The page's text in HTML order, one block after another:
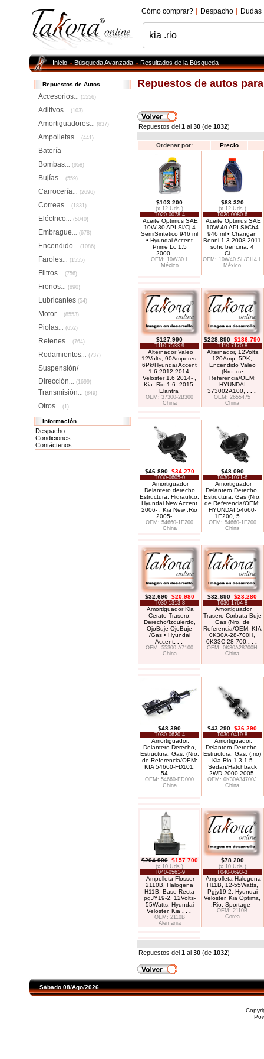
Cómo comprar? | Despacho | Dudas
Inicio»Búsqueda Avanzada»Resultados de la Búsqueda
Repuestos de Autos
Accesorios... (1556)
Aditivos... (103)
Amortiguadores... (837)
Ampolletas... (441)
Batería
Bombas... (958)
Bujías... (559)
Carrocería... (2696)
Correas... (1831)
Eléctrico... (5040)
Embrague... (678)
Encendido... (1086)
Faroles... (1555)
Filtros... (756)
Frenos... (890)
Lubricantes (54)
Motor... (8553)
Piolas... (652)
Retenes... (764)
Rodamientos... (737)
Suspensión/
Dirección... (1699)
Transmisión... (849)
Otros... (1)
Información
Despacho
Condiciones
Contáctenos
Repuestos de autos
Repuestos del 1 al 30 (de 1032)
Ordenar por: Precio
$103.200
(x 12 Uds.)
T020-0078-4
Aceite Optimus SAE
10W-30 API Sl/Cj-4
SemiSintetico 946 ml
• Hyundai Accent
Prime Lc 1.5
2000-
OEM: 10W30 L
México
$88.320
(x 12 Uds.)
T020-0080-6
Aceite Optimus SAE
10W-40 API Sl/Ch4
946 ml • Changan
Benni 1.3 2008-2011
sohc bencina, 4
Ci. . .
OEM: 10W40 SL/CH4 L
México
$127.990
T110-7533-9
Alternador Valeo
12Volts, 90Amperes,
6Pk/Hyundai Accent
1.6 2012-2014,
Veloster 1.6 2014- ,
Kia .Rio 1.6 -2015,
Elantra
OEM: 37300-2B300
China
$228.890 $186.790
T110-7170-8
Alternador, 12Volts,
120Amp, 5PK,
Encendido Valeo
(Nro. de
Referencia/OEM:
HYUNDAI
373002A100,
OEM: 2655475
China
$46.890 $34.270
T030-0605-0
Amortiguador
Delantero derecho
Estructura, Hidraulico,
Hyundai New Accent
2006- , Kia New .Rio
2005-
OEM: 54660-1E200
China
$48.090
T030-1071-6
Amortiguador
Delantero Derecho,
Estructura, Gas (Nro.
de Referencia/OEM:
HYUNDAI 54660-
1E200, 5. . .
OEM: 54660-1E200
China
$32.690 $20.980
T030-1313-8
Amortiguador Kia
Cerato Trasero,
Derecho/Izquierdo,
OjoBuje-OjoBuje
/Gas • Hyundai
Accent. . .
OEM: 55300-A7100
China
$32.690 $23.280
T030-1764-8
Amortiguador
Trasero Corbata-Buje
Gas (Nro. de
Referencia/OEM: KIA
0K30A-28-700H,
0K33C-28-700,
OEM: 0K30A28700H
China
$48.390
T030-0620-4
Amortiguador,
Delantero Derecho,
Estructura, Gas, (Nro.
de Referencia/OEM:
KIA 54660-FD101,
54. . .
OEM: 54660-FD000
China
$43.290 $36.290
T030-0419-8
Amortiguador,
Delantero Derecho,
Estructura, Gas, (.rio)
Kia Rio 1.3-1.5
Sedan/Hatchback
2WD 2000-2005
OEM: 0K30A34700J
China
$204.900 $157.700
(x 10 Uds.)
T040-0561-9
Ampolleta Flosser
2110B, Halogena
H11B, Base Recta
pgJY19-2, 12Volts-
55Watts, Hyundai
Veloster, Kia
OEM: 2110B
Alemania
$78.200
(x 10 Uds.)
T040-0693-3
Ampolleta Halogena
H11B, 12-55Watts,
Pgjy19-2, Hyundai
Veloster, Kia Optima,
.Rio, Sportage
OEM: 2110B
Corea
Repuestos del 1 al 30 (de 1032)
Sábado 08/Ago/2026